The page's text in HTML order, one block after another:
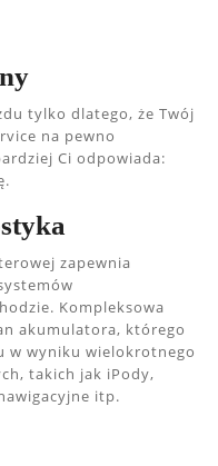
tylko dlatego, że Twój
na pewno
Ci odpowiada:
zapewnia
Kompleksowa
akumulatora, którego
w wyniku wielokrotnego
takich jak iPody,
itp.